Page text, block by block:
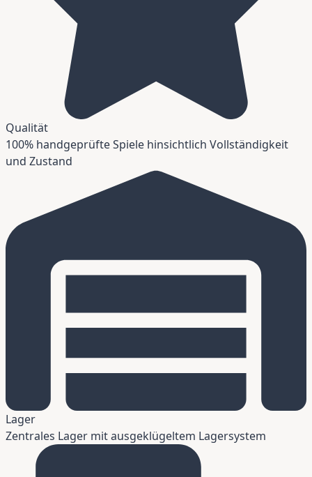
Qualität
100% handgeprüfte Spiele hinsichtlich Vollständigkeit
und Zustand
Lager
Zentrales Lager mit ausgeklügeltem Lagersystem